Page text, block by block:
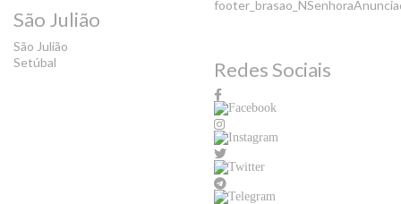
São Julião
São Julião
Setúbal
Redes Sociais